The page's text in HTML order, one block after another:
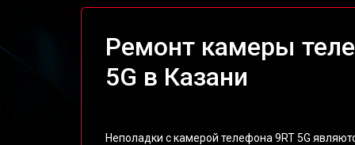
Ремонт камеры
5G в Казани
Неполадки с камерой телефона 9RT 5G